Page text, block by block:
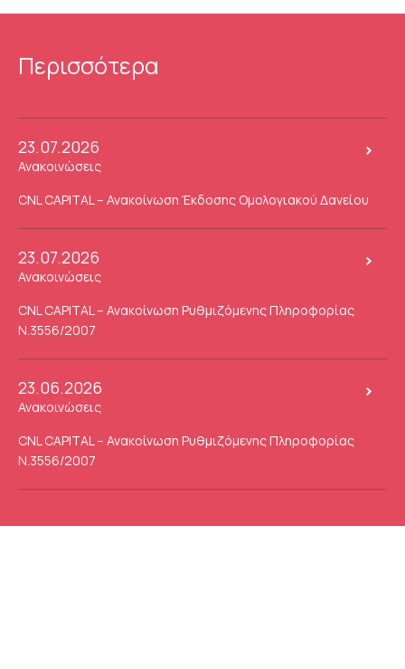
Περισσότερα
23.07.2026
Ανακοινώσεις
CNL CAPITAL – Ανακοίνωση Έκδοσης Ομολογιακού Δανείου
23.07.2026
Ανακοινώσεις
CNL CAPITAL – Ανακοίνωση Ρυθμιζόμενης Πληροφορίας
Ν.3556/2007
23.06.2026
Ανακοινώσεις
CNL CAPITAL – Ανακοίνωση Ρυθμιζόμενης Πληροφορίας
Ν.3556/2007